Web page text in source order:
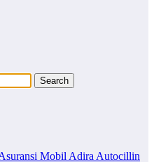
Mobil Adira Autocillin